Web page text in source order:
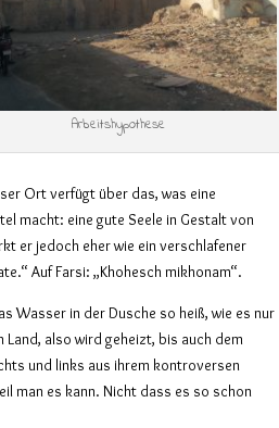
Arbeitshypothese
Ort verfügt über das, was eine
macht: eine gute Seele in Gestalt von
er jedoch eher wie ein verschlafener
Auf Farsi: „Khohesch mikhonam“.
Wasser in der Dusche so heiß, wie es nur
Land, also wird geheizt, bis auch dem
und links aus ihrem kontroversen
man es kann. Nicht dass es so schon